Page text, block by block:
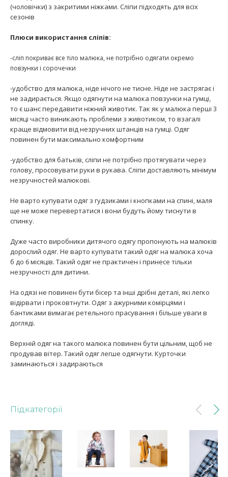
(чоловічки) з закритими ніжками. Сліпи підходять для всіх
сезонів
Плюси використання сліпів:
-сліп покриває все тіло малюка, не потрібно одягати окремо
повзунки і сорочечки
-удобство для малюка, ніде нічого не тисне. Ніде не застрягає і
не задирається. Якщо одягнути на малюка повзунки на гумці,
то є шанс передавити ніжний животик. Так як у малюка перші 3
місяці часто виникають проблеми з животиком, то взагалі
краще відмовити від незручних штанців на гумці. Одяг
повинен бути максимально комфортним
-удобство для батьків, сліпи не потрібно протягувати через
голову, просовувати руки в рукава. Сліпи доставляють мінімум
незручностей малюкові.
Не варто купувати одяг з гудзиками і кнопками на спині, маля
ще не може перевертатися і вони будуть йому тиснути в
спинку.
Дуже часто виробники дитячого одягу пропонують на малюків
дорослий одяг. Не варто купувати такий одяг на малюка хоча
б до 6 місяців. Такий одяг не практичен і принесе тільки
незручності для дитини.
На одязі не повинен бути бісер та інші дрібні деталі, які легко
відірвати і проковтнути. Одяг з ажурними комірцями і
бантиками вимагає ретельного прасування і більше уваги в
догляді.
Верхній одяг на такого малюка повинен бути цільним, щоб не
продував вітер. Такий одяг легше одягнути. Курточки
заминаються і задираються
Підкатегорії